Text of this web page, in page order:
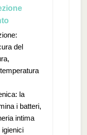
del
la
i batteri,
intima